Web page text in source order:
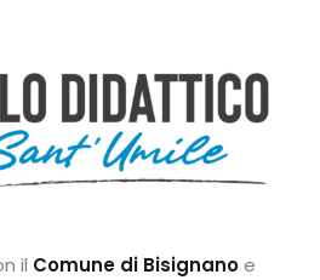
il Comune di Bisignanoe